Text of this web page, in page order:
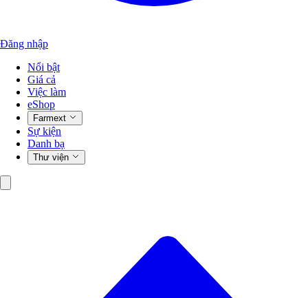
Đăng nhập
Nổi bật
Giá cả
Việc làm
eShop
Farmext
Sự kiện
Danh bạ
Thư viện